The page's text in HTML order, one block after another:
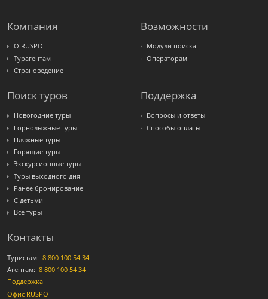
Компания
О RUSPO
Турагентам
Страноведение
Возможности
Модули поиска
Операторам
Поиск туров
Новогодние туры
Горнолыжные туры
Пляжные туры
Горящие туры
Экскурсионные туры
Туры выходного дня
Ранее бронирование
С детьми
Все туры
Поддержка
Вопросы и ответы
Способы оплаты
Контакты
Туристам: 8 800 100 54 34
Агентам: 8 800 100 54 34
Поддержка
Офис RUSPO